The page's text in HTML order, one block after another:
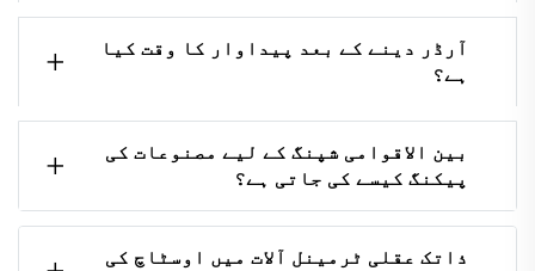
آرڈر دینے کے بعد پیداوار کا وقت کیا
ہے؟
بین الاقوامی شپنگ کے لیے مصنوعات کی
پیکنگ کیسے کی جاتی ہے؟
ذاتک عقلی ٹرمینل آلات میں اوسٹاچ کی